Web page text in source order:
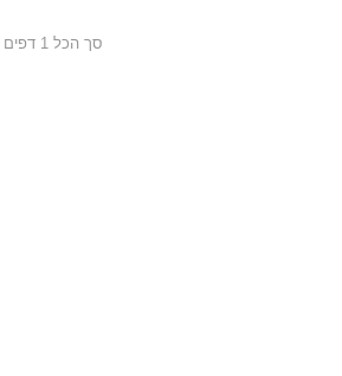
סך הכל 1 דפים